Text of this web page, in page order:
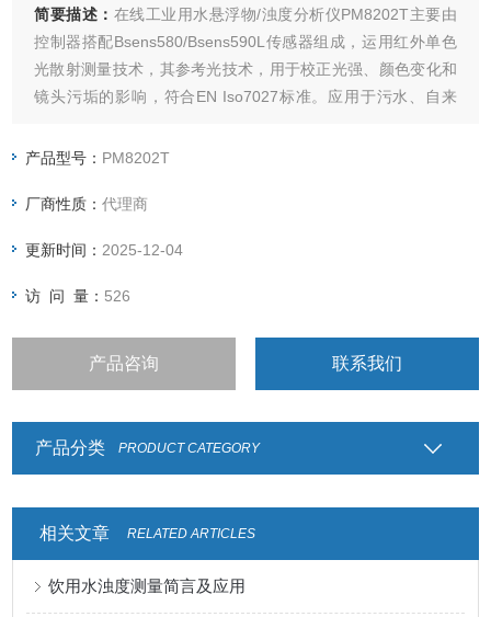
简要描述： 在线工业用水悬浮物/浊度分析仪PM8202T主要由
控制器搭配Bsens580/Bsens590L传感器组成，运用红外单色
光散射测量技术，其参考光技术，用于校正光强、颜色变化和
镜头污垢的影响，符合EN Iso7027标准。应用于污水、自来
产品型号： PM8202T
厂商性质：代理商
更新时间： 2025-12-04
访 问 量： 526
产品咨询 联系我们
产品分类 PRODUCT CATEGORY
相关文章 RELATED ARTICLES
饮用水浊度测量简言及应用